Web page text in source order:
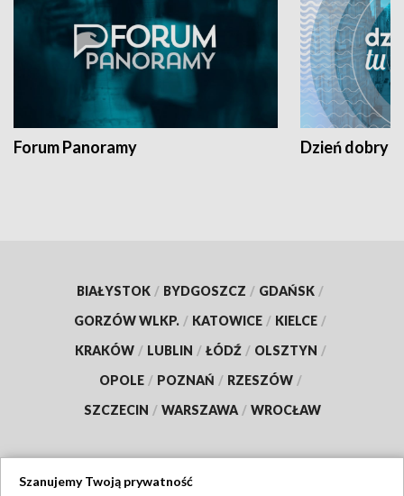
Forum Panoramy Dzień dobry
BIAŁYSTOK / BYDGOSZCZ / GDAŃSK /
GORZÓW WLKP. / KATOWICE / KIELCE /
KRAKÓW / LUBLIN / ŁÓDŹ / OLSZTYN /
OPOLE / POZNAŃ / RZESZÓW /
SZCZECIN / WARSZAWA / WROCŁAW
Szanujemy Twoją prywatność